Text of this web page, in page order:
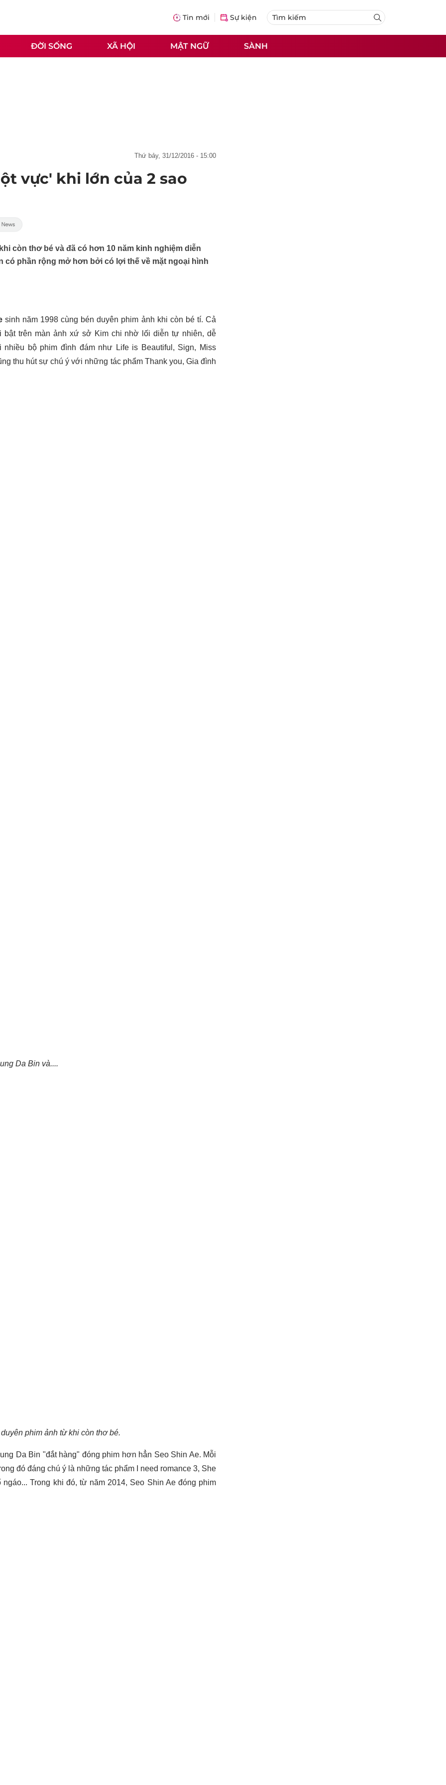
Tin mới Sự kiện
ĐỜI SỐNG XÃ HỘI MẬT NGỮ SÀNH
thứ bảy, 31/12/2016 - 15:00
vực' khi lớn của 2 sao
còn thơ bé và đã có hơn 10 năm kinh nghiệm diễn
có phần rộng mở hơn bởi có lợi thế về mặt ngoại hình
sinh năm 1998 cùng bén duyên phim ảnh khi còn bé tí. Cả
trên màn ảnh xứ sở Kim chi nhờ lối diễn tự nhiên, dễ
bộ phim đình đám như Life is Beautiful, Sign, Miss
thu hút sự chú ý với những tác phẩm Thank you, Gia đình
Da Bin và....
phim ảnh từ khi còn thơ bé.
Da Bin "đắt hàng" đóng phim hơn hẳn Seo Shin Ae. Mỗi
đó đáng chú ý là những tác phẩm I need romance 3, She
Trong khi đó, từ năm 2014, Seo Shin Ae đóng phim